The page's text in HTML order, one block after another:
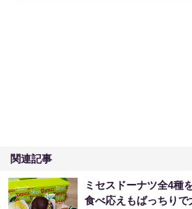
関連記事
ミセスドーナツ全4種
食べ応えもばっちりで